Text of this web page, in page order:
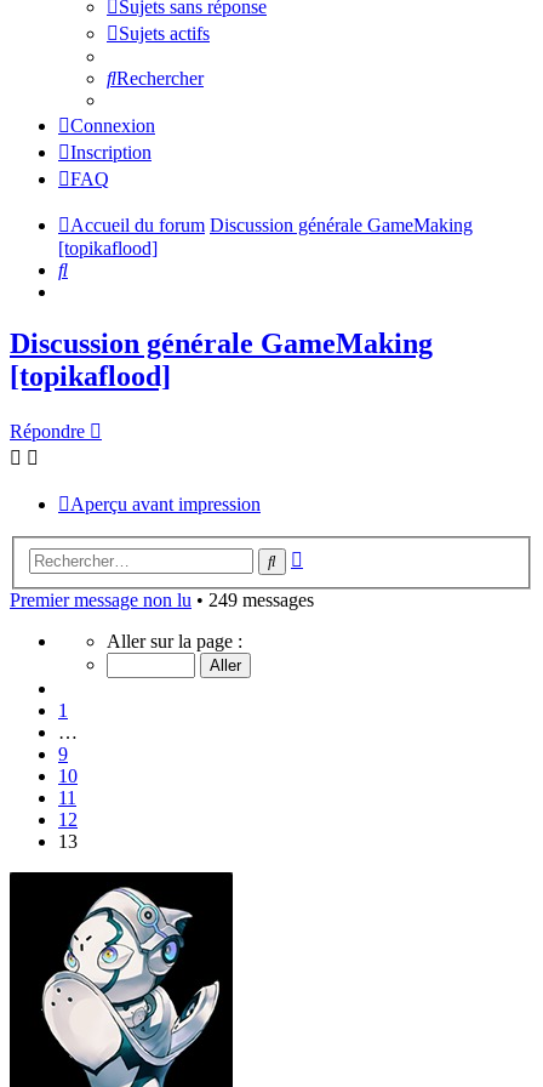
Sujets sans réponse
Sujets actifs
Rechercher
Connexion
Inscription
FAQ
Accueil du forum Discussion générale GameMaking
[topikaflood]
Rechercher
Discussion générale GameMaking
[topikaflood]
Répondre
Aperçu avant impression
Rechercher
Premier message non lu • 249 messages
Page
13
Aller sur la page :
1
…
9
10
11
12
13